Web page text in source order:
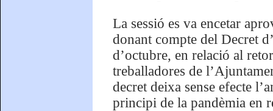
La sessió es va encetar
donant compte del Decret
d’octubre, en relació al
treballadores de
decret deixa sense efecte
principi de la pandèmia en